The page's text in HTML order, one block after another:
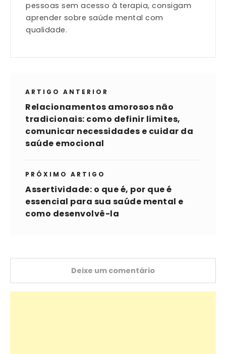
pessoas sem acesso à terapia, consigam
aprender sobre saúde mental com
qualidade.
ARTIGO ANTERIOR
Relacionamentos amorosos não
tradicionais: como definir limites,
comunicar necessidades e cuidar da
saúde emocional
PRÓXIMO ARTIGO
Assertividade: o que é, por que é
essencial para sua saúde mental e
como desenvolvê-la
Deixe um comentário